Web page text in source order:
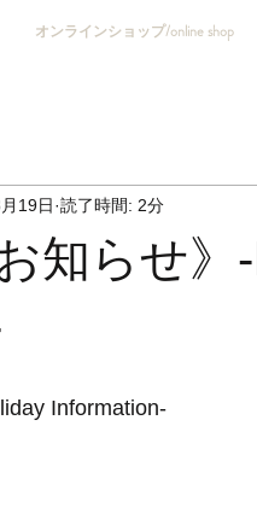
オンラインショップ/online shop
知らせ》
19日 読了時間: 2分
Information-